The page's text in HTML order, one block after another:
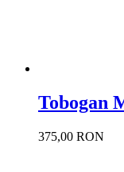
Tobogan
375,00 RON